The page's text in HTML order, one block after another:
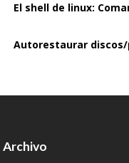
El shell de linux:
Autorestaurar
Archivo